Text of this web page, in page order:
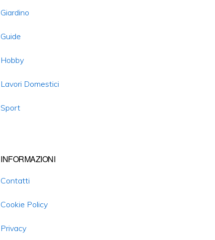
Giardino
Guide
Hobby
Lavori Domestici
Sport
INFORMAZIONI
Contatti
Cookie Policy
Privacy